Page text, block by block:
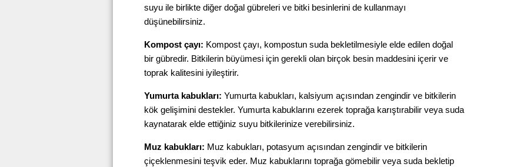
suyu ile birlikte diğer doğal gübreleri ve bitki besinlerini de kullanmayı
düşünebilirsiniz.
Kompost çayı: Kompost çayı, kompostun suda bekletilmesiyle elde edilen doğal
bir gübredir. Bitkilerin büyümesi için gerekli olan birçok besin maddesini içerir ve
toprak kalitesini iyileştirir.
Yumurta kabukları: Yumurta kabukları, kalsiyum açısından zengindir ve bitkilerin
kök gelişimini destekler. Yumurta kabuklarını ezerek toprağa karıştırabilir veya suda
kaynatarak elde ettiğiniz suyu bitkilerinize verebilirsiniz.
Muz kabukları: Muz kabukları, potasyum açısından zengindir ve bitkilerin
çiçeklenmesini teşvik eder. Muz kabuklarını toprağa gömebilir veya suda bekletip